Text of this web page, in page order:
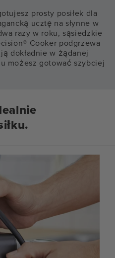
prosty posiłek dla
ucztę na słynne w
razy w roku, sąsiedzkie
Cooker podgrzewa
dokładnie w żądanej
możesz gotować szybciej